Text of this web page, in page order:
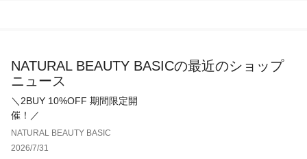
NATURAL BEAUTY BASICの最近のショップ
ニュース
＼2BUY 10%OFF 期間限定開
催！／
NATURAL BEAUTY BASIC
2026/7/31